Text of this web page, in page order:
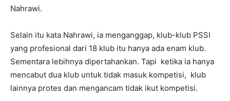
Nahrawi.
Selain itu kata Nahrawi, ia menganggap, klub-klub PSSI
yang profesional dari 18 klub itu hanya ada enam klub.
Sementara lebihnya dipertahankan. Tapi ketika ia hanya
mencabut dua klub untuk tidak masuk kompetisi, klub
lainnya protes dan mengancam tidak ikut kompetisi.